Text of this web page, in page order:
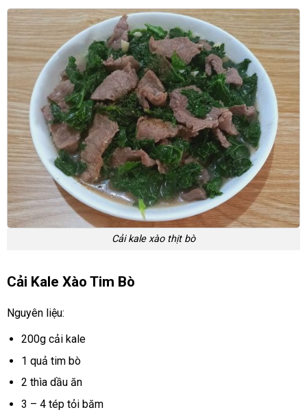
Cải kale xào thịt bò
Cải Kale Xào Tim Bò
Nguyên liệu:
200g cải kale
1 quả tim bò
2 thìa dầu ăn
3 – 4 tép tỏi băm